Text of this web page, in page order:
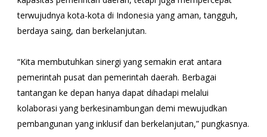
terwujudnya kota-kota di Indonesia yang aman, tangguh,
berdaya saing, dan berkelanjutan.
“Kita membutuhkan sinergi yang semakin erat antara
pemerintah pusat dan pemerintah daerah. Berbagai
tantangan ke depan hanya dapat dihadapi melalui
kolaborasi yang berkesinambungan demi mewujudkan
pembangunan yang inklusif dan berkelanjutan,” pungkasnya.